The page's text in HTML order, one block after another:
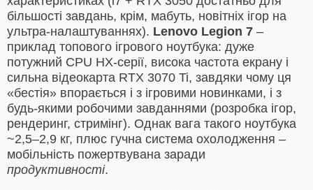
більшості завдань, крім, мабуть, новітніх ігор на
ультра-налаштуваннях). Lenovo Legion 7 –
приклад топового ігрового ноутбука: дуже
потужний CPU HX-серії, висока частота екрану і
сильна відеокарта RTX 3070 Ti, завдяки чому ця
«бестія» впорається і з ігровими новинками, і з
будь-якими робочими завданнями (розробка ігор,
рендеринг, стримінг). Однак вага такого ноутбука
~2,5–2,9 кг, плюс гучна система охолодження –
мобільність пожертвувана заради
продуктивності.